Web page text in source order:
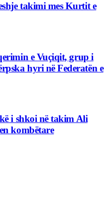
takimi mes Kurtit e
e Vuçiqit, grup i
hyri në Federatën e
i shkoi në takim Ali
kombëtare